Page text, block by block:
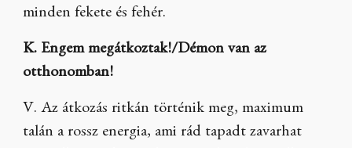
minden fekete és fehér.
K. Engem megátkoztak!/Démon van az
otthonomban!
V. Az átkozás ritkán történik meg, maximum
talán a rossz energia, ami rád tapadt zavarhat